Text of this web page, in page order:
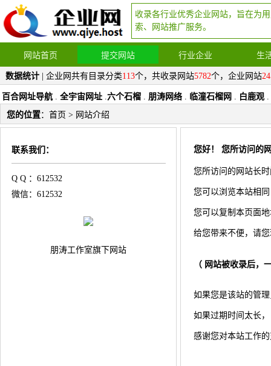
收录各行业优秀企业网站，旨在为
索、网站推广服务。
网站首页 提交网站 行业企业 生
数据统计 | 企业网共有目录分类113个，共收录网站5782个，企业网站
百合网址导航 . 全宇宙网址 .六个石榴 . 朋涛网络 . 临潼石榴网 . 白鹿观 .
您的位置： 首页 > 网站介绍
联系我们：
Q Q ：612532
微信：612532
朋涛工作室旗下网站
您好！ 您所访问的
您所访问的网站长
您可以浏览本站相
您可以复制本页面
给您带来不便，请
（ 网站被收录后，
如果您是该站的管
如果过期时间太长
感谢您对本站工作